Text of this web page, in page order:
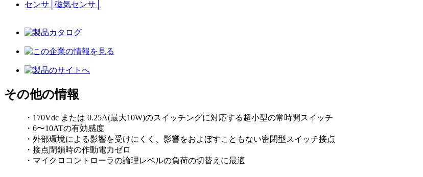
センサ 磁気センサ
その他の情報
・170Vdc または 0.25A(最大10W)のスイッチングに対応する超小型の常時開スイッチ
・6〜10ATの有効感度
・外部環境による影響を受けにくく、影響をおよぼすこともない密閉型スイッチ接点
・接点閉鎖時の作動電力ゼロ
・マイクロコントローラの論理レベルの負荷の切替えに最適